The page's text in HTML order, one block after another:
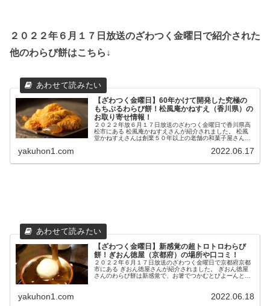
２０２２年６月１７日放送のざわつく金曜日で紹介された
他のわらび餅はこちら↓
【ざわつく金曜日】60年かけて開発した究極の
もちぷるわらび餅！松風庵かねすえ（香川県）の
お取り寄せ情報！
２０２２年放６月１７日放送のざわつく金曜日で香川県高
松市にある 松風庵かねすえさんが紹介されました。 松風
堂かねすえさんは創業５０年以上の老舗の和菓子屋さん
yakuhon1.com 2022.06.17
【ざわつく金曜日】新感覚の超トロトロわらび
餅！ぎおん徳屋（京都府）の場所や口コミ！
２０２２年６月１７日放送のざわつく金曜日で京都府京都
市にある ぎおん徳屋さんが紹介されました。 ぎおん徳屋
さんのわらび餅は新感覚で、お箸でつかむとびよーんと伸
yakuhon1.com 2022.06.18